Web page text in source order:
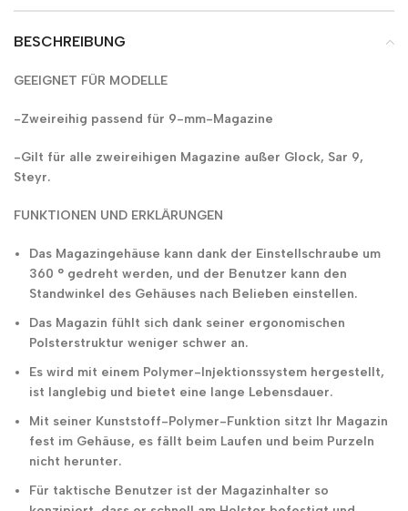
BESCHREIBUNG
GEEIGNET FÜR MODELLE
-Zweireihig passend für 9-mm-Magazine
-Gilt für alle zweireihigen Magazine außer Glock, Sar 9,
Steyr.
FUNKTIONEN UND ERKLÄRUNGEN
Das Magazingehäuse kann dank der Einstellschraube um
360 ° gedreht werden, und der Benutzer kann den
Standwinkel des Gehäuses nach Belieben einstellen.
Das Magazin fühlt sich dank seiner ergonomischen
Polsterstruktur weniger schwer an.
Es wird mit einem Polymer-Injektionssystem hergestellt,
ist langlebig und bietet eine lange Lebensdauer.
Mit seiner Kunststoff-Polymer-Funktion sitzt Ihr Magazin
fest im Gehäuse, es fällt beim Laufen und beim Purzeln
nicht herunter.
Für taktische Benutzer ist der Magazinhalter so